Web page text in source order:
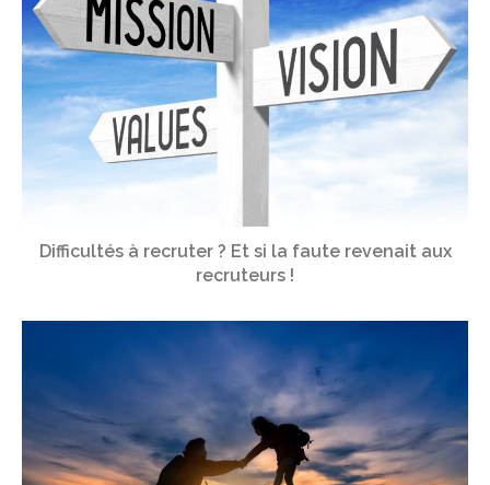
Difficultés à recruter ? Et si la faute revenait aux
recruteurs !